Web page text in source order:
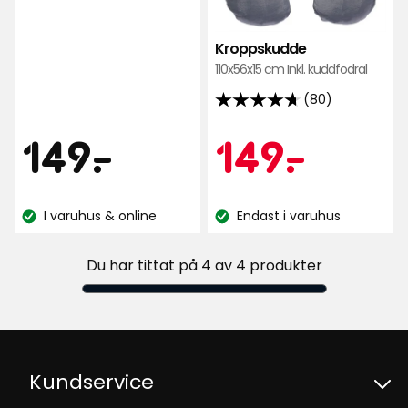
Pris
149-
.
kr
Lagersaldo:
I varuhus & online
Kroppskudde
110x56x15 cm Inkl. kuddfodral
(80)
4.7
5
stjärnor
på
recensioner
149-
.
kr
Lagersaldo:
Endast i varuhus
Du har tittat på 4 av 4 produkter
Kundservice